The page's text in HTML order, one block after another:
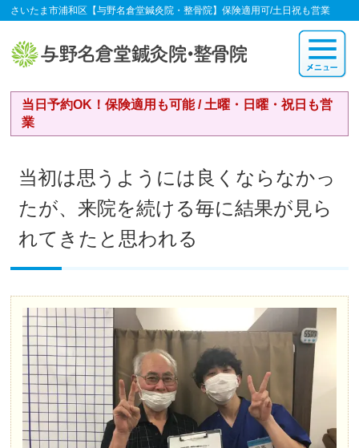
さいたま市浦和区【与野名倉堂鍼灸院・整骨院】保険適用可/土日祝も営業
当日予約OK！保険適用も可能 / 土曜・日曜・祝日も営
業
当初は思うようには良くならなかっ
たが、来院を続ける毎に結果が見ら
れてきたと思われる